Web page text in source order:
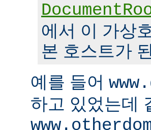
에서 이 가상
본 호스트가
예를 들어
하고 있었는데